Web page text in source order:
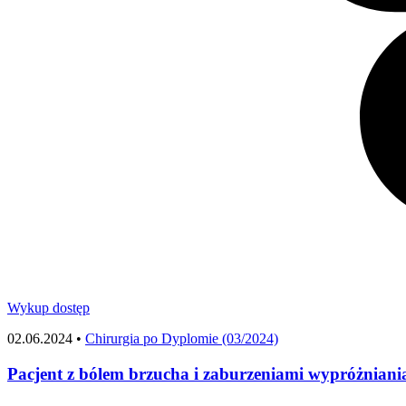
Wykup dostęp
02.06.2024 • Chirurgia po Dyplomie (03/2024)
Pacjent z bólem brzucha i zaburzeniami